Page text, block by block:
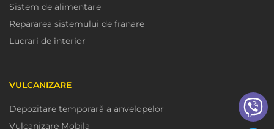
Sistem de alimentare
Repararea sistemului de franare
Lucrari de interior
VULCANIZARE
Depozitare temporară a anvelopelor
Vulcanizare Mobila